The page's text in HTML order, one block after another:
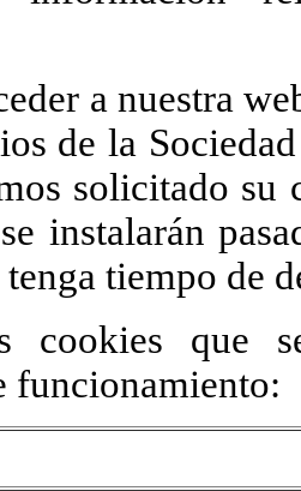
a nuestra
de la
solicitado su
instalarán
tiempo de
cookies que
funcionamiento: